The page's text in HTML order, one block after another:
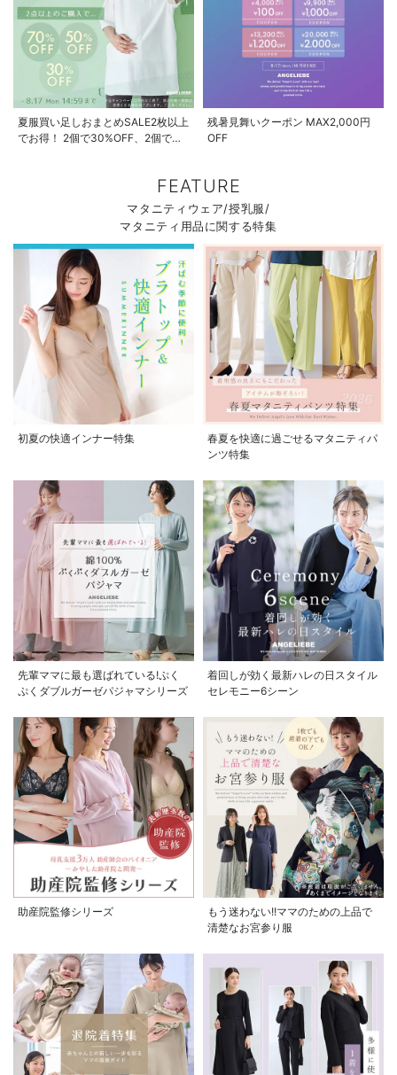
お気に入り商品を確認する
夏服買い足しおまとめSALE2枚以上
でお得！ 2個で30%OFF、2個で
残暑見舞いクーポン MAX2,000円
OFF
FEATURE
マタニティウェア/授乳服/
マタニティ用品に関する特集
初夏の快適インナー特集
春夏を快適に過ごせるマタニティパ
ンツ特集
先輩ママに最も選ばれている!ぷく
ぷくダブルガーゼパジャマシリーズ
着回しが効く最新ハレの日スタイル
セレモニー6シーン
助産院監修シリーズ
もう迷わない!!ママのための上品で
清楚なお宮参り服